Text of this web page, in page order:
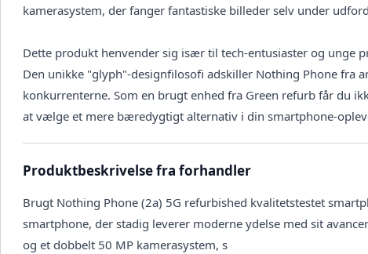
kamerasystem, der fanger fantastiske billeder selv under
Dette produkt henvender sig især til tech-entusiaster og unge
Den unikke "glyph"-designfilosofi adskiller Nothing Phone
konkurrenterne. Som en brugt enhed fra Green refurb får du
at vælge et mere bæredygtigt alternativ i din smartphone-
Produktbeskrivelse fra forhandler
Brugt Nothing Phone (2a) 5G refurbished kvalitetstestet
smartphone, der stadig leverer moderne ydelse med sit
og et dobbelt 50 MP kamerasystem, s